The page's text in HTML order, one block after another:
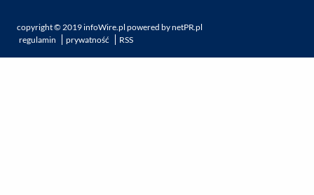
copyright ©2019infoWire.pl powered bynetPR.pl
regulamin
prywatność RSS